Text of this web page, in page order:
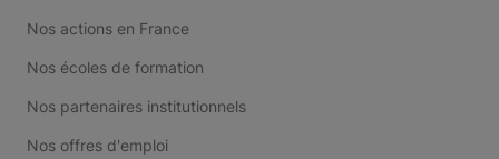
Nos actions en France
Nos écoles de formation
Nos partenaires institutionnels
Nos offres d'emploi